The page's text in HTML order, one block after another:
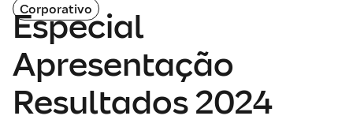
Corporativo
Especial
Apresentação
Resultados 2024